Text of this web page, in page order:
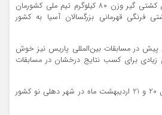
به گزارش ایزنا، رامین طاهری کشتی گیر وزن 80 کیلوگرم تیم ملی کشورمان
فرنگی قهرمانی بزرگسالان آسیا به کشور
پیش در مسابقات بین‌المللی پاریس نیز خوش
زیادی برای کسب نتایج درخشان در مسابقات
این‌دوره از رقابت‌ها در روزهای 20 و 21 اردیبهشت ماه در شهر دهلی نو کشور